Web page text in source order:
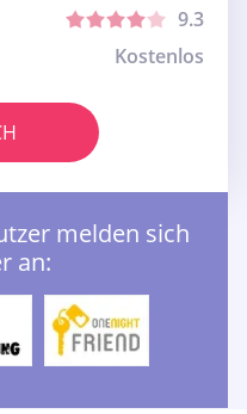
9.3
Kostenlos
melden sich
an: